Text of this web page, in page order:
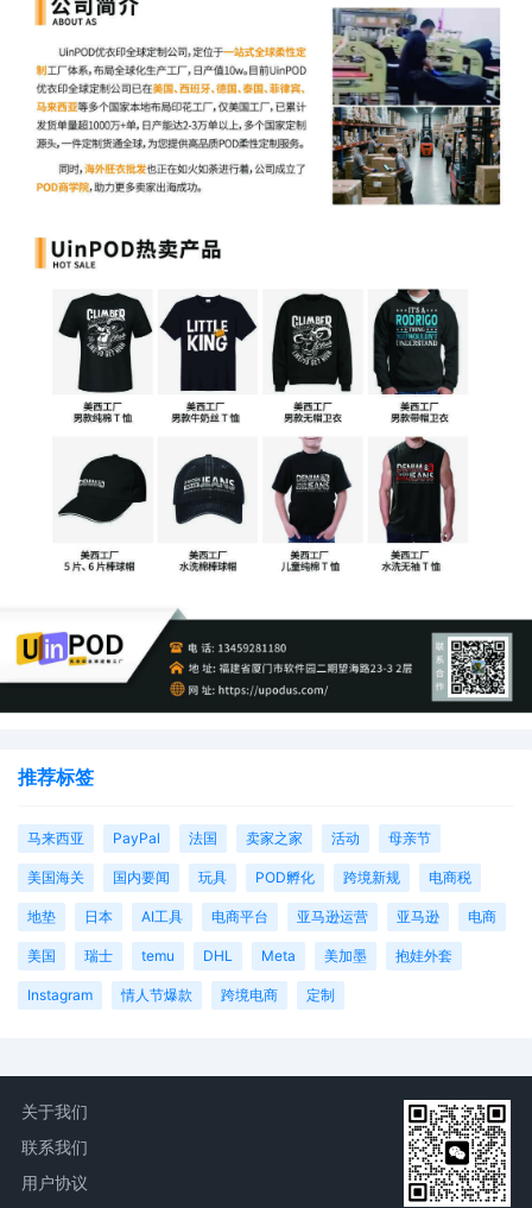
推荐标签
马来西亚 PayPal 法国 卖家之家 活动 母亲节
美国海关 国内要闻 玩具 POD孵化 跨境新规 电商税
地垫 日本 AI工具 电商平台 亚马逊运营 亚马逊 电商
美国 瑞士 temu DHL Meta 美加墨 抱娃外套
Instagram 情人节爆款 跨境电商 定制
关于我们
联系我们
用户协议